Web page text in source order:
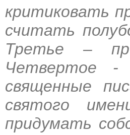
критиковать
считать
Третье –
Четвертое -
священные
святого
придумать